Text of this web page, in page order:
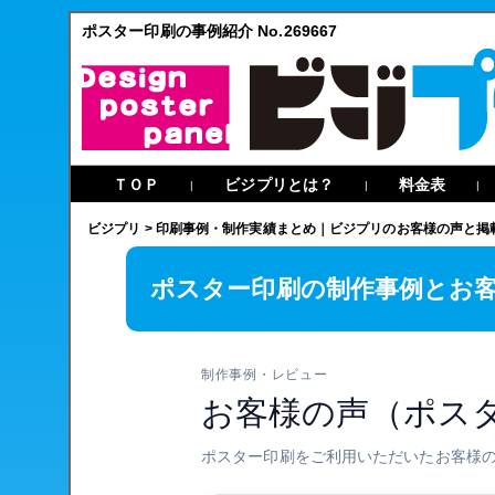
ポスター印刷の事例紹介 No.269667
ＴＯＰ | ビジプリとは？ | 料金表 |
ビジプリ > 印刷事例・制作実績まとめ｜ビジプリのお客様の声と掲
ポスター印刷の制作事例とお
制作事例・レビュー
お客様の声（ポス
ポスター印刷をご利用いただいたお客様